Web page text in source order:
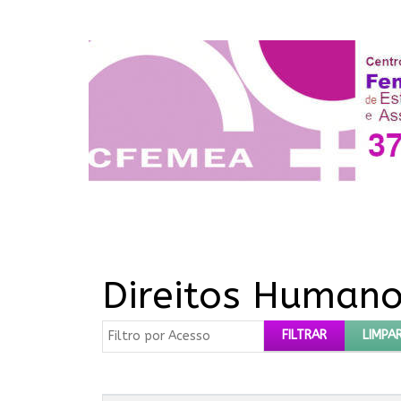
Direitos
Filtro por Acesso FILTRAR